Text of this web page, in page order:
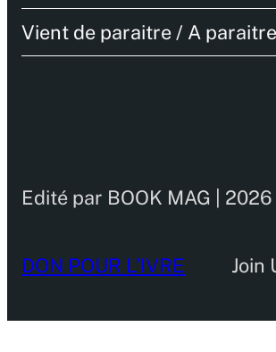
Vient de paraitre / A paraitre
Edité par BOOK MAG | 2026
DON POUR L’IVRE Join